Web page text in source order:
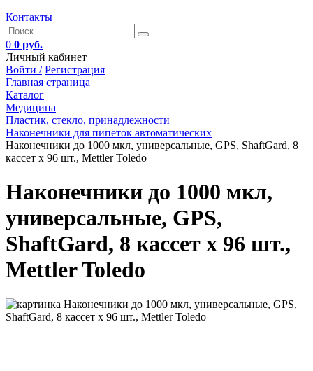
Контакты
0 0 руб.
Личный кабинет
Войти / Регистрация
Главная страница
Каталог
Медицина
Пластик, стекло, принадлежности
Наконечники для пипеток автоматических
Наконечники до 1000 мкл, универсальные, GPS, ShaftGard, 8
кассет х 96 шт., Mettler Toledo
Наконечники до 1000 мкл,
универсальные, GPS,
ShaftGard, 8 кассет х 96 шт.,
Mettler Toledo